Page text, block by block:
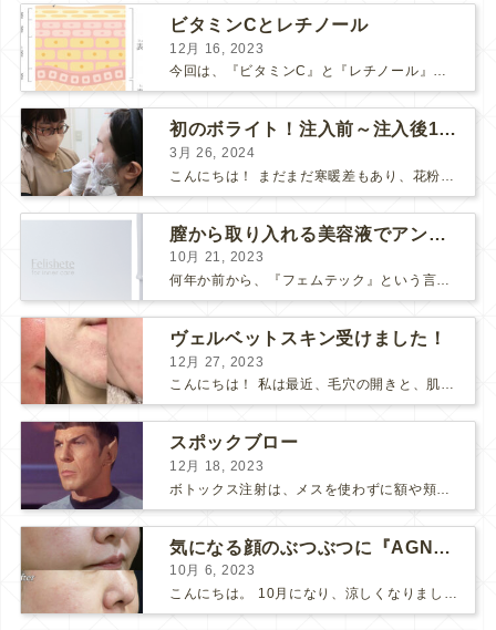
ビタミンCとレチノール
12月 16, 2023
今回は、『ビタミンC』と『レチノール』についてお話しします。 “美肌成分”の代表的な存在である「ビタミンC」と「レチノール」 美容意識の高い皆さまなら耳にしたことがあると思います。 それ...
初のボライト！注入前～注入後1週間の感想
3月 26, 2024
膣から取り入れる美容液でアンチエイジング
10月 21, 2023
何年か前から、『フェムテック』という言葉をよく耳にするようになりました。 フェムテックは、月経や出産、不妊、更年期など女性特有の健康課題をサポートするツールとして注目されていますね。 フェ...
ヴェルベットスキン受けました！
12月 27, 2023
こんにちは！ 私は最近、毛穴の開きと、肌のごわつきが気になって、なんとかお肌をツヤツヤにしたいな〜と思っていました… そこで！ダーマペン『ヴェルベットスキン』を受けました♪ 経過ごとに写...
スポックブロー
12月 18, 2023
気になる顔のぶつぶつに『AGNES』
10月 6, 2023
こんにちは。 10月になり、涼しくなりましたね。 先日、美味しい栗が届いたので栗ご飯を作りました。 お米3合にお水を入れて、 料理酒大さじ2、塩小さじ1、栗を大量に投入！ 美味しくで...